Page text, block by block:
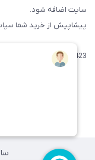
سایت اضافه شود.
پیشاپیش از خرید شما
09371742423 (لطفا فقط پیامک داده و یا از طریق واتساپ با ما در ارتباط باشید)